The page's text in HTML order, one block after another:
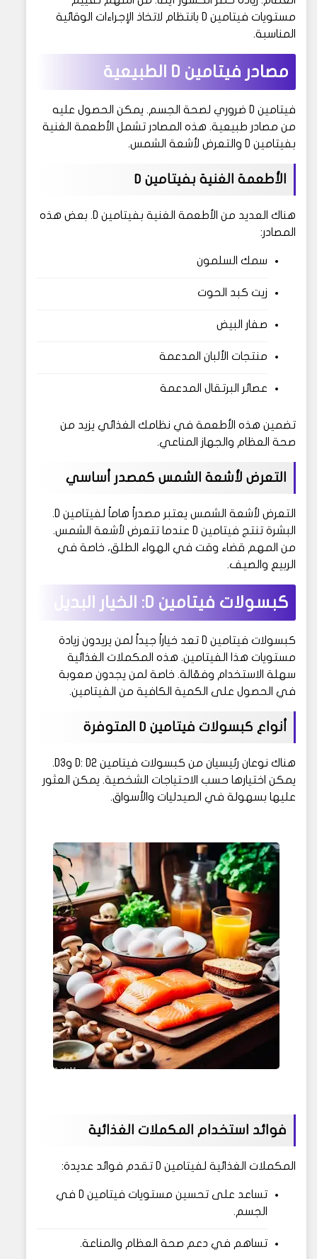
مستويات فيتامين D بانتظام لاتخاذ الإجراءات الوقائية
المناسبة.
مصادر فيتامين D الطبيعية
فيتامين D ضروري لصحة الجسم. يمكن الحصول عليه
من مصادر طبيعية. هذه المصادر تشمل الأطعمة الغنية
بفيتامين D والتعرض لأشعة الشمس.
الأطعمة الغنية بفيتامين D
هناك العديد من الأطعمة الغنية بفيتامين D. بعض هذه
المصادر:
سمك السلمون
زيت كبد الحوت
صفار البيض
منتجات الألبان المدعمة
عصائر البرتقال المدعمة
تضمين هذه الأطعمة في نظامك الغذائي يزيد من
صحة العظام والجهاز المناعي.
التعرض لأشعة الشمس كمصدر أساسي
التعرض لأشعة الشمس يعتبر مصدراً هاماً لفيتامين D.
البشرة تنتج فيتامين D عندما تتعرض لأشعة الشمس.
من المهم قضاء وقت في الهواء الطلق، خاصة في
الربيع والصيف.
كبسولات فيتامين D: الخيار البديل
كبسولات فيتامين D تعد خياراً جيداً لمن يريدون زيادة
مستويات هذا الفيتامين. هذه المكملات الغذائية
سهلة الاستخدام وفعّالة. خاصة لمن يجدون صعوبة
في الحصول على الكمية الكافية من الفيتامين.
أنواع كبسولات فيتامين D المتوفرة
هناك نوعان رئيسيان من كبسولات فيتامين D: D2 وD3.
يمكن اختيارها حسب الاحتياجات الشخصية. يمكن العثور
عليها بسهولة في الصيدليات والأسواق.
فوائد استخدام المكملات الغذائية
المكملات الغذائية لفيتامين D تقدم فوائد عديدة:
تساعد على تحسين مستويات فيتامين D في
الجسم.
تساهم في دعم صحة العظام والمناعة.